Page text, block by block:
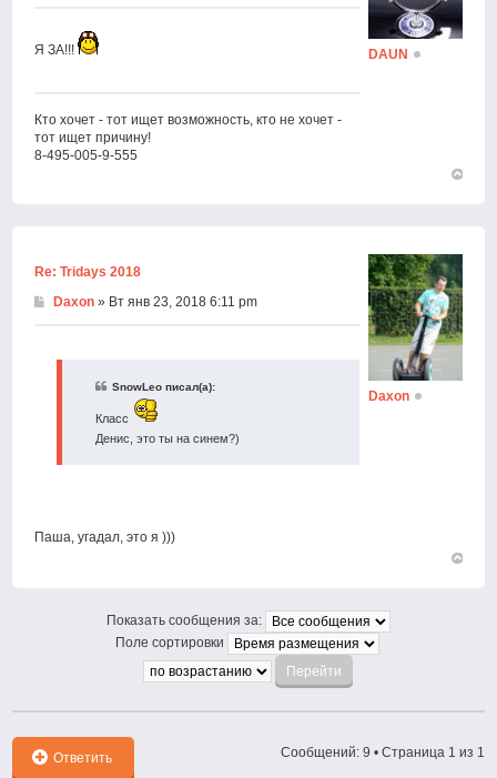
Я ЗА!!!
Кто хочет - тот ищет возможность, кто не хочет -
тот ищет причину!
8-495-005-9-555
DAUN
Re: Tridays 2018
Daxon » Вт янв 23, 2018 6:11 pm
SnowLeo писал(а):
Класс
Денис, это ты на синем?)
Паша, угадал, это я )))
Daxon
Показать сообщения за:
Поле сортировки
Ответить Сообщений: 9 • Страница 1 из 1